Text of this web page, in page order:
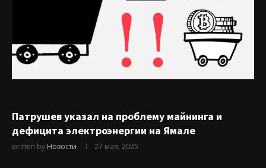
Патрушев указал на проблему майнинга и
дефицита электроэнергии на Ямале
written by Новости 27 мая, 2025